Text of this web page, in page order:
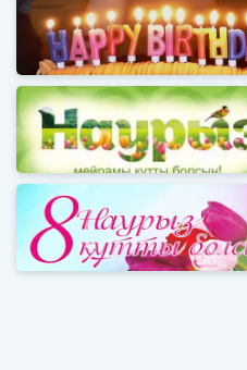
Наурыз мейрамына
8 наурызға арналған